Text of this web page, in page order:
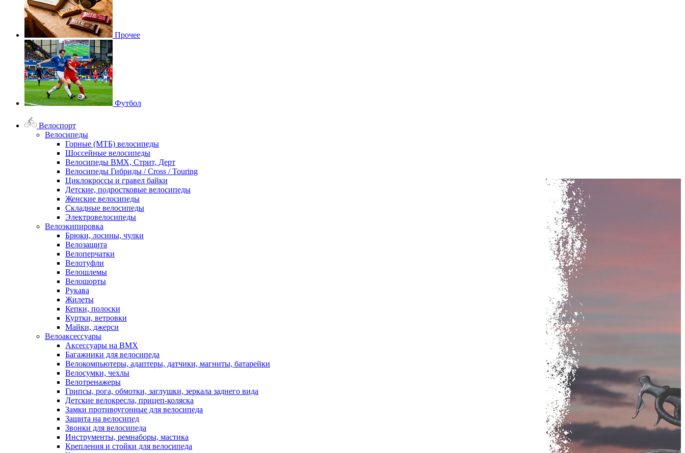
Прочее
Футбол
Велоспорт
Велосипеды
Горные (МТБ) велосипеды
Шоссейные велосипеды
Велосипеды BMX, Стрит, Дерт
Велосипеды Гибриды / Cross / Touring
Циклокроссы и гравел байки
Детские, подростковые велосипеды
Женские велосипеды
Складные велосипеды
Электровелосипеды
Велоэкипировка
Брюки, лосины, чулки
Велозащита
Велоперчатки
Велотуфли
Велошлемы
Велошорты
Рукава
Жилеты
Кепки, полоски
Куртки, ветровки
Майки, джерси
Велоаксессуары
Аксессуары на BMX
Багажники для велосипеда
Велокомпьютеры, адаптеры, датчики, магниты, батарейки
Велосумки, чехлы
Велотренажеры
Грипсы, рога, обмотки, заглушки, зеркала заднего вида
Детские велокресла, прицеп-коляска
Замки противоугонные для велосипеда
Защита на велосипед
Звонки для велосипеда
Инструменты, ремнаборы, мастика
Крепления и стойки для велосипеда